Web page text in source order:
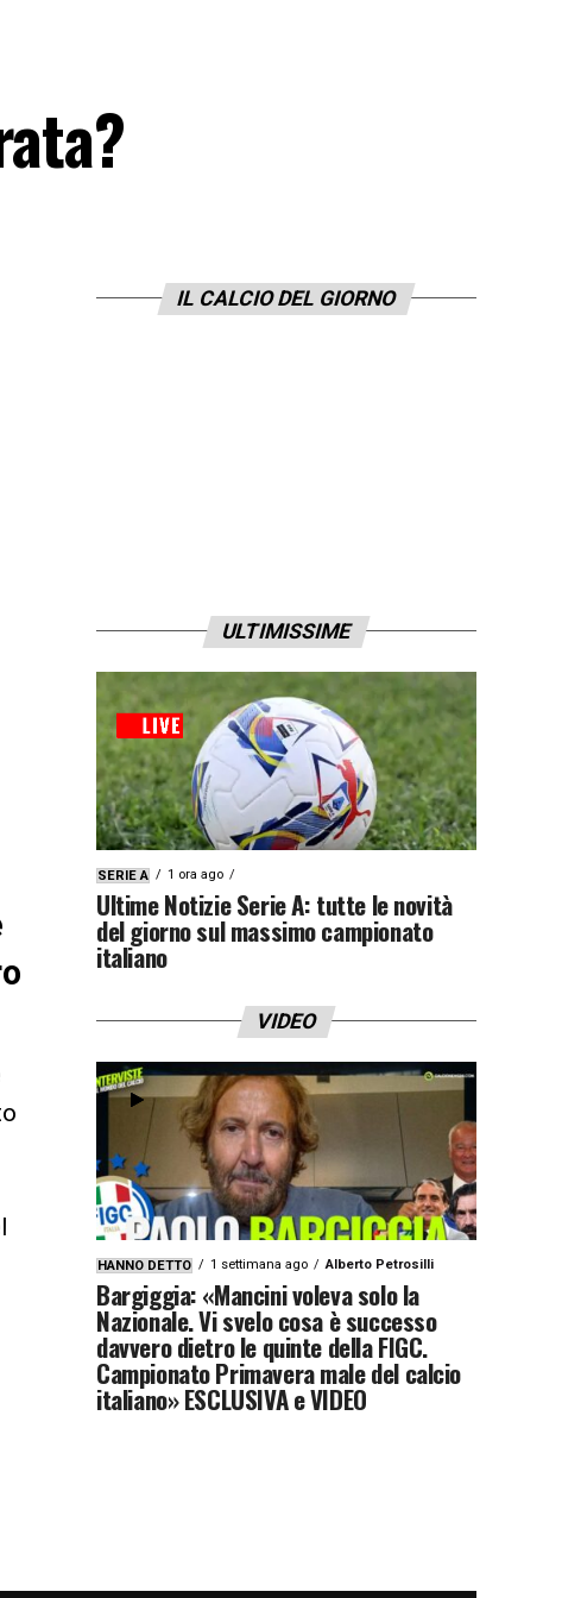
IL CALCIO DEL GIORNO
ULTIMISSIME
SERIE A 1 ora ago
Ultime Notizie Serie A: tutte le novità
del giorno sul massimo campionato
italiano
VIDEO
HANNO DETTO 1 settimana ago Alberto Petrosilli
Bargiggia: «Mancini voleva solo la
Nazionale. Vi svelo cosa è successo
davvero dietro le quinte della FIGC.
Campionato Primavera male del calcio
italiano» ESCLUSIVA e VIDEO